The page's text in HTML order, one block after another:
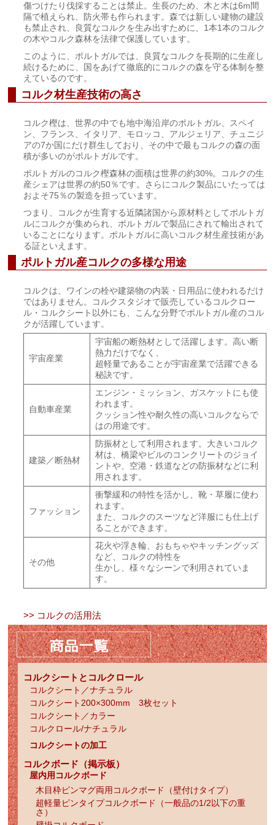
傷つけたり伐採することは禁止。生長のため、木と木は6m間
隔で植えられ、防火帯も作られます。森では新しい建物の建設
も禁止され、良質なコルクを生み出すために、1本1本のコルク
の木やコルク森林を法律で保護しています。
このように、ポルトガルでは、良質なコルクを長期的に生産し
続けるために、国をあげて徹底的にコルクの森を守る体制を整
えているのです。
コルク材生産技術の高さ
コルク樫は、世界の中でも地中海沿岸のポルトガル、スペイ
ン、フランス、イタリア、モロッコ、アルジェリア、チュニジ
アの7か国にだけ群生しており、その中で最もコルクの森の面
積が多いのがポルトガルです。
ポルトガルのコルク樫森林の面積は世界の約30%。コルクの生
産シェアは世界の約50％です。さらにコルク製品にいたっては
およそ75％の製造を担っています。
つまり、コルクが生育する近隣諸国から原材料としてポルトガ
ルにコルクが集められ、ポルトガルで製品にされて輸出されて
いることになります。ポルトガルに高いコルク材生産技術があ
る証といえます。
ポルトガル産コルクの多様な用途
コルクは、ワインの栓や建築物の内装・日用品に使われるだけ
ではありません。コルクスタジオで販売しているコルクロー
ル・コルクシート以外にも、こんな分野でポルトガル産のコル
クが活躍しています。
宇宙産業
宇宙船の断熱材として活躍します。高い断
熱力だけでなく、
超軽量であることが宇宙産業で活躍できる
秘訣です。
自動車産業
エンジン・ミッション、ガスケットにも使
われます。
クッション性や耐久性の高いコルクならで
はの用途です。
建築／断熱材
防振材として利用されます。大きいコルク
材は、橋梁やビルのコンクリートのジョイ
ントや、空港・鉄道などの防振材などに利
用されます。
ファッション
衝撃緩和の特性を活かし、靴・草履に使わ
れます。
また、コルクのスーツなど洋服にも仕上げ
ることができます。
その他
花火や浮き輪、おもちゃやキッチングッズ
など、コルクの特性を
生かし、様々なシーンで利用されていま
す。
>> コルクの活用法
コルクシートとコルクロール
コルクシート／ナチュラル
コルクシート200×300mm 3枚セット
コルクシート／カラー
コルクロール/ナチュラル
コルクシートの加工
コルクボード（掲示板）
屋内用コルクボード
木目枠ピンマグ両用コルクボード（壁付けタイプ）
超軽量ピンタイプコルクボード（一般品の1/2以下の重
さ）